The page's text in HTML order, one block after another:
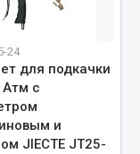
24
для подкачки
с
и
JIECTE JT25-